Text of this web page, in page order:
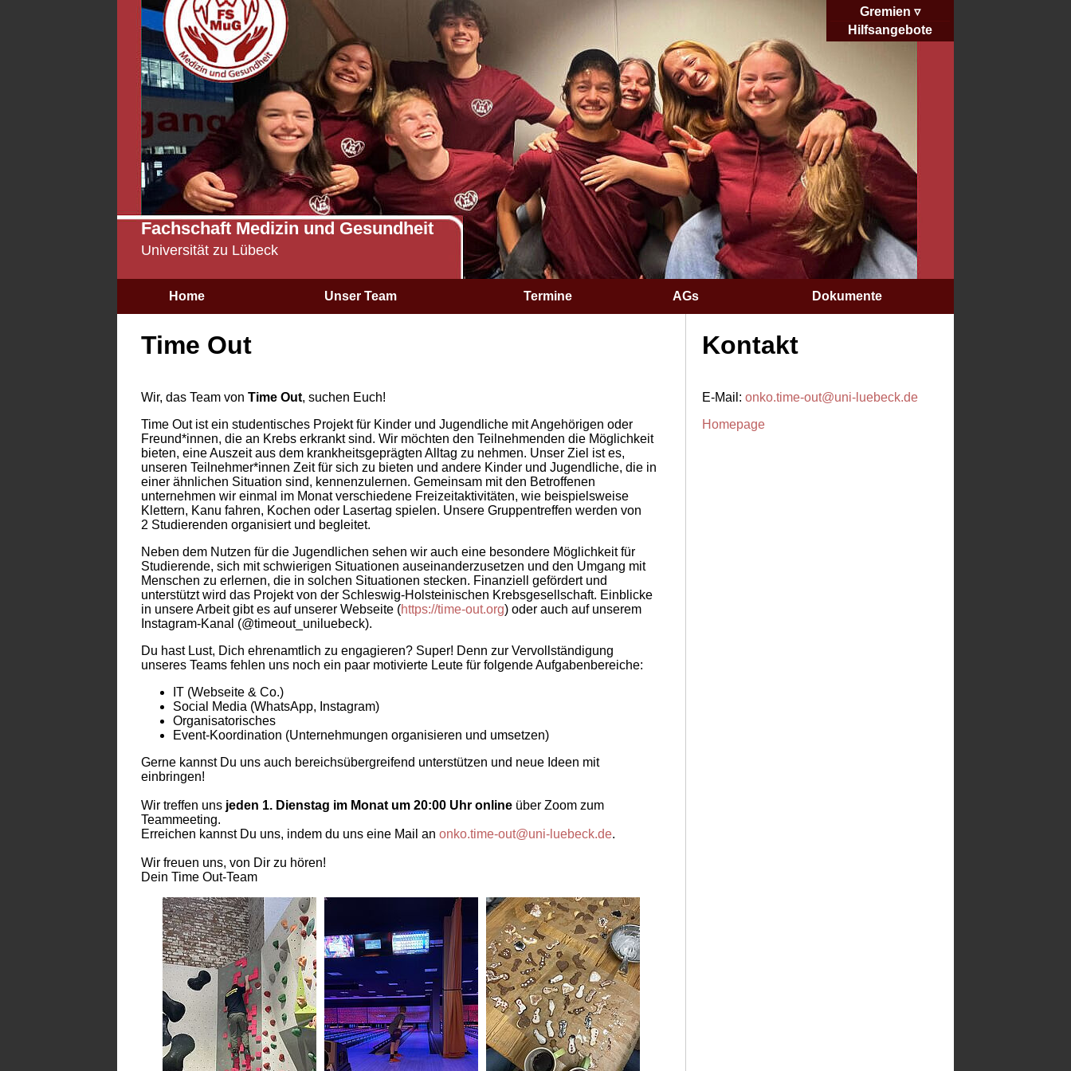
Gremien
Hilfsangebote
Fachschaft Medizin und Gesundheit
Universität zu Lübeck
Home Unser Team Termine AGs Dokumente
Time Out
Wir, das Team von Time Out, suchen Euch!
Time Out ist ein studentisches Projekt für Kinder und Jugendliche mit Angehörigen oder
Freund*innen, die an Krebs erkrankt sind. Wir möchten den Teilnehmenden die Möglichkeit
bieten, eine Auszeit aus dem krankheitsgeprägten Alltag zu nehmen. Unser Ziel ist es,
unseren Teilnehmer*innen Zeit für sich zu bieten und andere Kinder und Jugendliche, die in
einer ähnlichen Situation sind, kennenzulernen. Gemeinsam mit den Betroffenen
unternehmen wir einmal im Monat verschiedene Freizeitaktivitäten, wie beispielsweise
Klettern, Kanu fahren, Kochen oder Lasertag spielen. Unsere Gruppentreffen werden von
2 Studierenden organisiert und begleitet.
Neben dem Nutzen für die Jugendlichen sehen wir auch eine besondere Möglichkeit für
Studierende, sich mit schwierigen Situationen auseinanderzusetzen und den Umgang mit
Menschen zu erlernen, die in solchen Situationen stecken. Finanziell gefördert und
unterstützt wird das Projekt von der Schleswig-Holsteinischen Krebsgesellschaft. Einblicke
in unsere Arbeit gibt es auf unserer Webseite (https://time-out.org) oder auch auf unserem
Instagram-Kanal (@timeout_uniluebeck).
Du hast Lust, Dich ehrenamtlich zu engagieren? Super! Denn zur Vervollständigung
unseres Teams fehlen uns noch ein paar motivierte Leute für folgende Aufgabenbereiche:
IT (Webseite & Co.)
Social Media (WhatsApp, Instagram)
⁠Organisatorisches
Event-Koordination (Unternehmungen organisieren und umsetzen)
Gerne kannst Du uns auch bereichsübergreifend unterstützen und neue Ideen mit
einbringen!
Wir treffen uns jeden 1. Dienstag im Monat um 20:00 Uhr online über Zoom zum
Teammeeting.
Erreichen kannst Du uns, indem du uns eine Mail an onko.time-out@uni-luebeck.de.
Wir freuen uns, von Dir zu hören!
Dein Time Out-Team
Kontakt
E-Mail: onko.time-out@uni-luebeck.de
Homepage